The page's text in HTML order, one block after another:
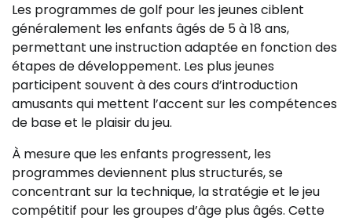
Les programmes de golf pour les jeunes ciblent
généralement les enfants âgés de 5 à 18 ans,
permettant une instruction adaptée en fonction des
étapes de développement. Les plus jeunes
participent souvent à des cours d’introduction
amusants qui mettent l’accent sur les compétences
de base et le plaisir du jeu.
À mesure que les enfants progressent, les
programmes deviennent plus structurés, se
concentrant sur la technique, la stratégie et le jeu
compétitif pour les groupes d’âge plus âgés. Cette